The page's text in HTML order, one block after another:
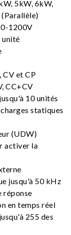
5kW, 6kW,
0-1200V
unité
CV et CP
CC+CV
10 unités
statiques
(UDW)
activer la
jusqu'à 50 kHz
réponse
en temps réel
255 des